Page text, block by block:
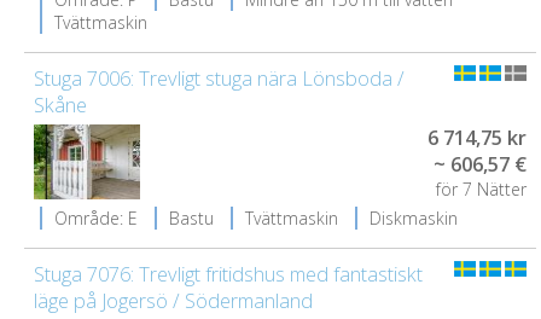
Tvättmaskin
Stuga 7006: Trevligt stuga nära Lönsboda /
Skåne
6 714,75 kr
~ 606,57 €
för 7 Nätter
Område: E
Bastu Tvättmaskin Diskmaskin
Stuga 7076: Trevligt fritidshus med fantastiskt
läge på Jogersö / Södermanland